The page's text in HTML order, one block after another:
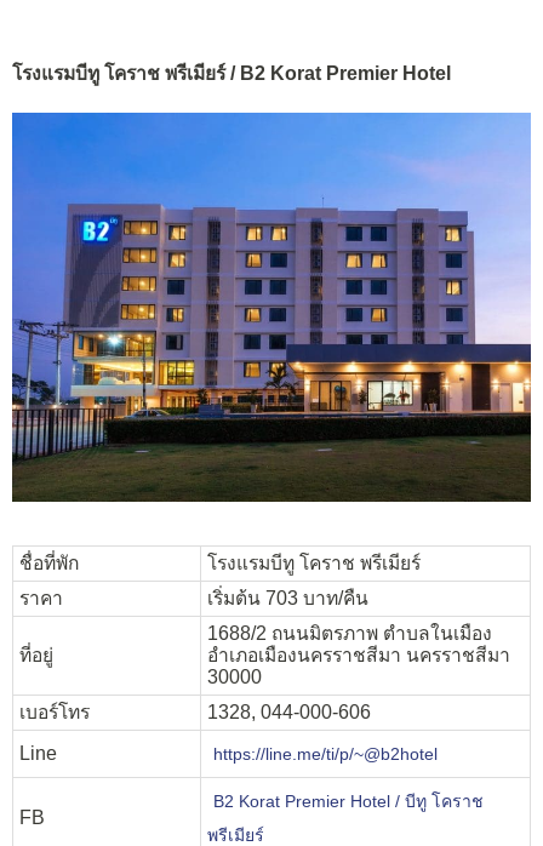
โรงแรมบีทู โคราช พรีเมียร์ / B2 Korat Premier Hotel
ชื่อที่พัก
โรงแรมบีทู โคราช พรีเมียร์
ราคา
เริ่มต้น 703 บาท/คืน
ที่อยู่
1688/2 ถนนมิตรภาพ ตำบลในเมือง
อำเภอเมืองนครราชสีมา นครราชสีมา
30000
เบอร์โทร
1328, 044-000-606
Line
https://line.me/ti/p/~@b2hotel
FB
B2 Korat Premier Hotel / บีทู โคราช
พรีเมียร์